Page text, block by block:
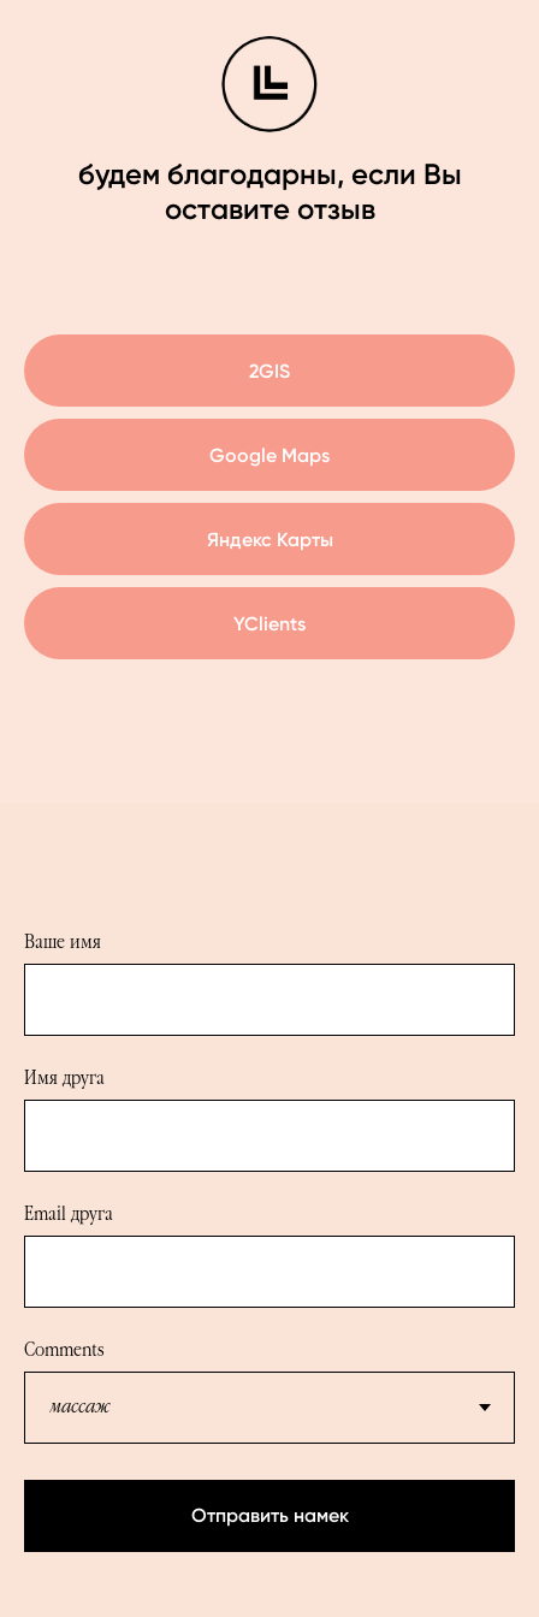
будем благодарны, если Вы
оставите отзыв
2GIS
Google Maps
Яндекс Карты
YClients
Ваше имя
Имя друга
Email друга
Comments
Отправить намек